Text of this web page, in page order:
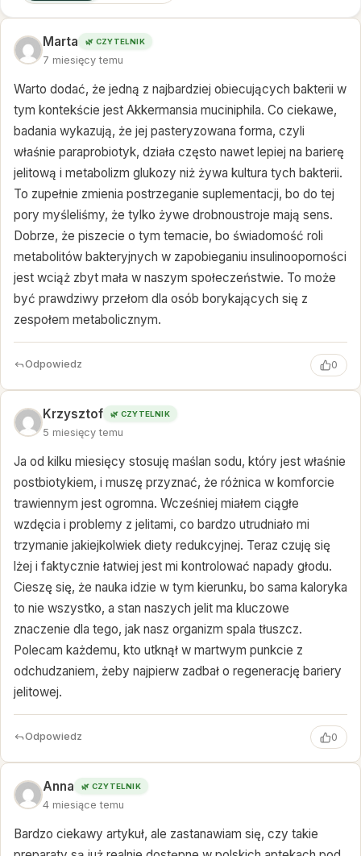
Marta 🌿 CZYTELNIK
7 miesięcy temu
Warto dodać, że jedną z najbardziej obiecujących bakterii w
tym kontekście jest Akkermansia muciniphila. Co ciekawe,
badania wykazują, że jej pasteryzowana forma, czyli
właśnie paraprobiotyk, działa często nawet lepiej na barierę
jelitową i metabolizm glukozy niż żywa kultura tych bakterii.
To zupełnie zmienia postrzeganie suplementacji, bo do tej
pory myśleliśmy, że tylko żywe drobnoustroje mają sens.
Dobrze, że piszecie o tym temacie, bo świadomość roli
metabolitów bakteryjnych w zapobieganiu insulinooporności
jest wciąż zbyt mała w naszym społeczeństwie. To może
być prawdziwy przełom dla osób borykających się z
zespołem metabolicznym.
Odpowiedz 0
Krzysztof 🌿 CZYTELNIK
5 miesięcy temu
Ja od kilku miesięcy stosuję maślan sodu, który jest właśnie
postbiotykiem, i muszę przyznać, że różnica w komforcie
trawiennym jest ogromna. Wcześniej miałem ciągłe
wzdęcia i problemy z jelitami, co bardzo utrudniało mi
trzymanie jakiejkolwiek diety redukcyjnej. Teraz czuję się
lżej i faktycznie łatwiej jest mi kontrolować napady głodu.
Cieszę się, że nauka idzie w tym kierunku, bo sama kaloryka
to nie wszystko, a stan naszych jelit ma kluczowe
znaczenie dla tego, jak nasz organizm spala tłuszcz.
Polecam każdemu, kto utknął w martwym punkcie z
odchudzaniem, żeby najpierw zadbał o regenerację bariery
jelitowej.
Odpowiedz 0
Anna 🌿 CZYTELNIK
4 miesiące temu
Bardzo ciekawy artykuł, ale zastanawiam się, czy takie